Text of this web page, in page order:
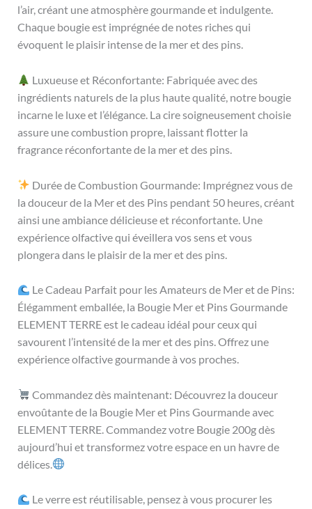
l’air, créant une atmosphère gourmande et indulgente.
Chaque bougie est imprégnée de notes riches qui
évoquent le plaisir intense de la mer et des pins.
Luxueuse et Réconfortante: Fabriquée avec des
ingrédients naturels de la plus haute qualité, notre bougie
incarne le luxe et l’élégance. La cire soigneusement choisie
assure une combustion propre, laissant flotter la
fragrance réconfortante de la mer et des pins.
Durée de Combustion Gourmande: Imprégnez vous de
la douceur de la Mer et des Pins pendant 50 heures, créant
ainsi une ambiance délicieuse et réconfortante. Une
expérience olfactive qui éveillera vos sens et vous
plongera dans le plaisir de la mer et des pins.
Le Cadeau Parfait pour les Amateurs de Mer et de Pins:
Élégamment emballée, la Bougie Mer et Pins Gourmande
ELEMENT TERRE est le cadeau idéal pour ceux qui
savourent l’intensité de la mer et des pins. Offrez une
expérience olfactive gourmande à vos proches.
Commandez dès maintenant: Découvrez la douceur
envoûtante de la Bougie Mer et Pins Gourmande avec
ELEMENT TERRE. Commandez votre Bougie 200g dès
aujourd’hui et transformez votre espace en un havre de
délices.
Le verre est réutilisable, pensez à vous procurer les